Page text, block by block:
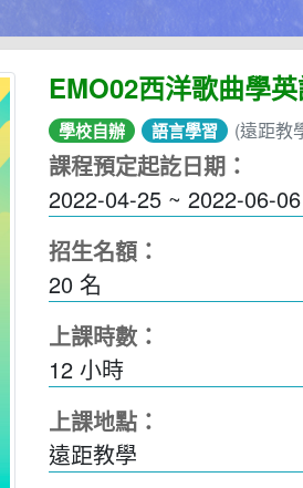
EMO02西洋歌曲學
學校自辦 語言學習 (遠距教
課程預定起訖日期：
2022-04-25 ~ 2022-06-06
招生名額：
20 名
上課時數：
12小時
上課地點：
遠距教學